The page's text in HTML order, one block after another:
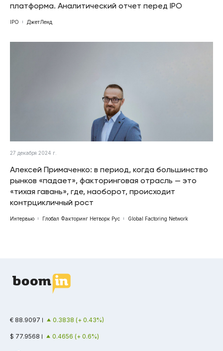
платформа. Аналитический отчет перед IPO
IPO ДжетЛенд
27 декабря 2024 г.
Алексей Примаченко: в период, когда большинство
рынков «падает», факторинговая отрасль — это
«тихая гавань», где, наоборот, происходит
контрцикличный рост
Интервью Глобал Факторинг Нетворк Рус Global Factoring Network
€ 88.9097 0.3838 (+ 0.43%)
$ 77.9568 0.4656 (+ 0.6%)